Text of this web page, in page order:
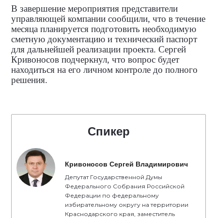
В завершение мероприятия представители
управляющей компании сообщили, что в течение
месяца планируется подготовить необходимую
сметную документацию и технический паспорт
для дальнейшей реализации проекта. Сергей
Кривоносов подчеркнул, что вопрос будет
находиться на его личном контроле до полного
решения.
Спикер
Кривоносов Сергей Владимирович
Депутат Государственной Думы
Федерального Собрания Российской
Федерации по федеральному
избирательному округу на территории
Краснодарского края, заместитель